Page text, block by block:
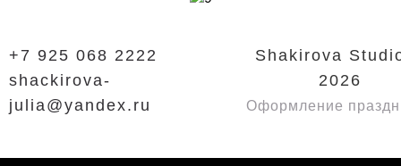
+7 925 068 2222
shackirova-
julia@yandex.ru
Shakirova
2026
Оформление